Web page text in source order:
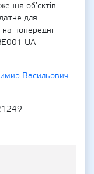
об’єктів
для
попередні
UA-
Васильович